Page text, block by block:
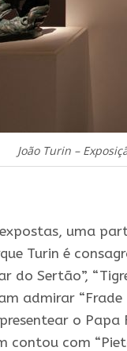
João Turin –
uma
Turin é
do Sertão”,
admirar
o
contou com